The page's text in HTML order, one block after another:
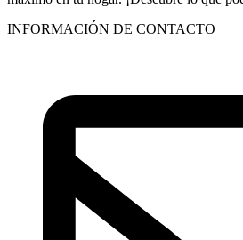
INFORMACIÓN DE CONTACTO